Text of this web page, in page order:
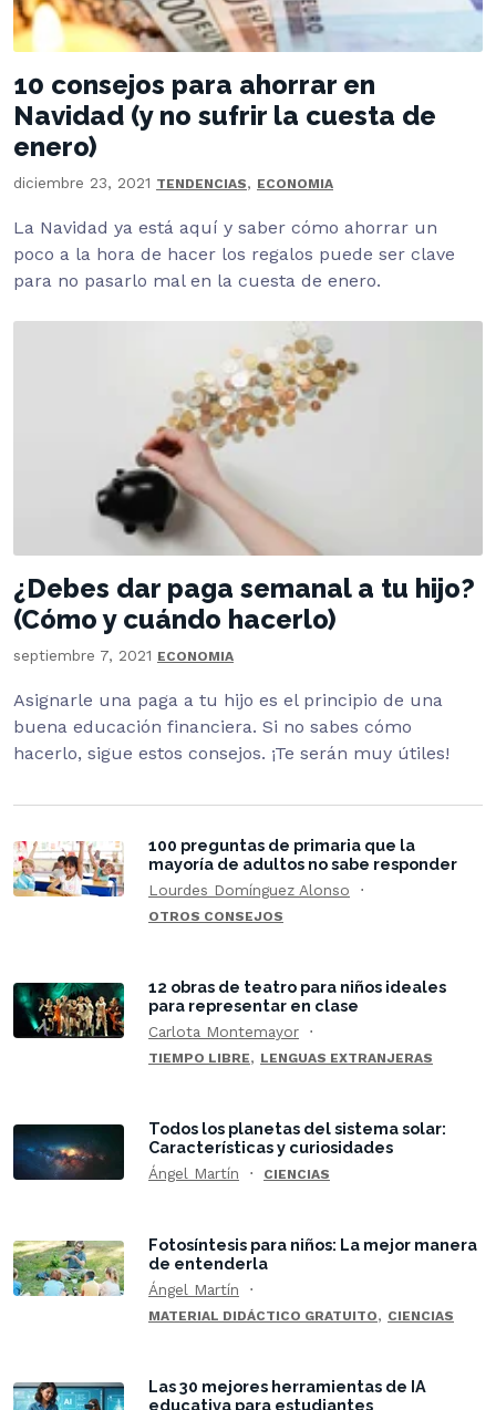
10 consejos para ahorrar en
Navidad (y no sufrir la cuesta de
enero)
diciembre 23, 2021 TENDENCIAS, ECONOMIA
La Navidad ya está aquí y saber cómo ahorrar un
poco a la hora de hacer los regalos puede ser clave
para no pasarlo mal en la cuesta de enero.
¿Debes dar paga semanal a tu hijo?
(Cómo y cuándo hacerlo)
septiembre 7, 2021 ECONOMIA
Asignarle una paga a tu hijo es el principio de una
buena educación financiera. Si no sabes cómo
hacerlo, sigue estos consejos. ¡Te serán muy útiles!
100 preguntas de primaria que la
mayoría de adultos no sabe responder
Lourdes Domínguez Alonso
OTROS CONSEJOS
12 obras de teatro para niños ideales
para representar en clase
Carlota Montemayor
TIEMPO LIBRE, LENGUAS EXTRANJERAS
Todos los planetas del sistema solar:
Características y curiosidades
Ángel Martín CIENCIAS
Fotosíntesis para niños: La mejor manera
de entenderla
Ángel Martín
MATERIAL DIDÁCTICO GRATUITO, CIENCIAS
Las 30 mejores herramientas de IA
educativa para estudiantes